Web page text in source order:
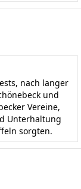
nach langer
und
Vereine,
Unterhaltung
sorgten.